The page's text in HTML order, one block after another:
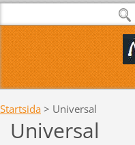
Startsida > Universal
Universal